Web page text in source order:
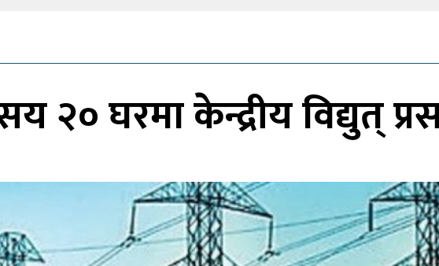
२० घरमा केन्द्रीय विद्युत्